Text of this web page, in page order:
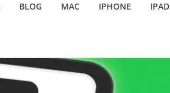
BLOG MAC IPHONE IPAD